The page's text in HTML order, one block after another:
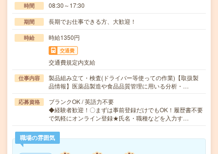
時間 08:30～17:30
期間 長期でお仕事できる方、大歓迎！
時給 時給1350円
交通費
交通費規定内支給
仕事内容
製品組み立て・検査(ドライバー等使っての作業)【取扱製
品情報】医薬品製造や食品品質管理に用いる分析・…
応募資格
ブランクOK / 英語力不要
◆経験者歓迎！〇まずは事前登録だけでもOK！履歴書不要
で気軽にオンライン登録★氏名・職種などを入力す…
職場の雰囲気